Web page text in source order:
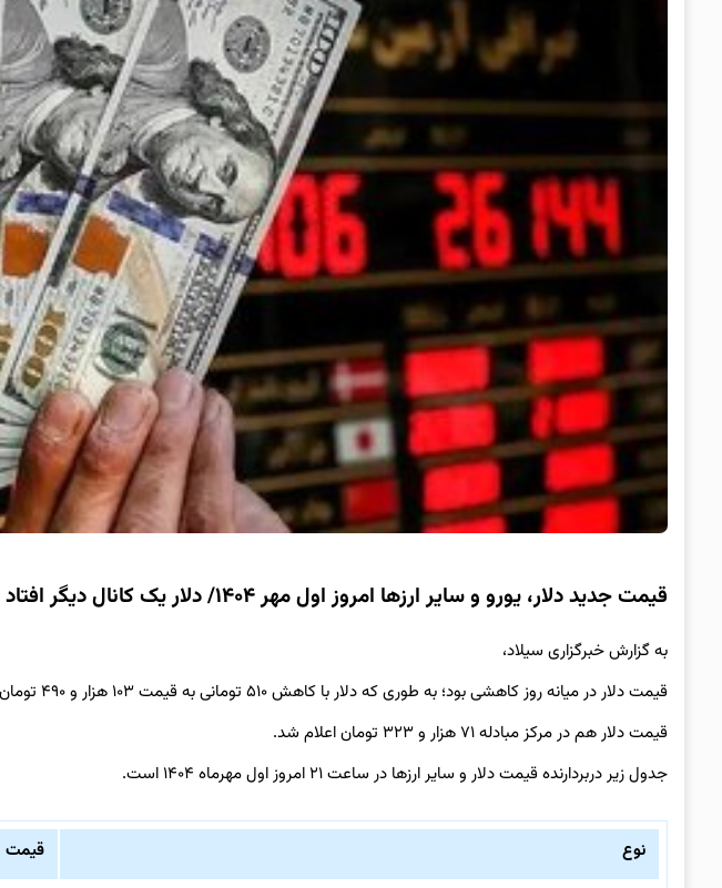
قیمت جدید دلار، یورو و سایر ارزها امروز اول مهر ۱۴۰۴/ دلار یک کانال دیگر افتاد
به گزارش خبرگزاری سیلاد،
قیمت دلار در میانه روز کاهشی بود؛ به طوری که دلار با کاهش ۵۱۰ تومانی به قیمت ۱۰۳ هزار و ۴۹۰ تومان فروخته شد.
قیمت دلار هم در مرکز مبادله ۷۱ هزار و ۳۲۳ تومان اعلام شد.
جدول زیر دربردارنده قیمت دلار و سایر ارزها در ساعت ۲۱ امروز اول مهرماه ۱۴۰۴ است.
نوع قیمت